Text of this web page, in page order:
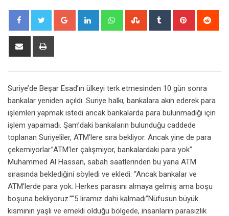
Google+ LinkedIn WhatsappStumbleUpon
Tumblr Pinterest
Share
Suriye’de Beşar Esad’ın ülkeyi terk etmesinden 10 gün sonra
bankalar yeniden açıldı. Suriye halkı, bankalara akın ederek para
işlemleri yapmak istedi ancak bankalarda para bulunmadığı için
işlem yapamadı. Şam’daki bankaların bulunduğu caddede
toplanan Suriyeliler, ATM’lere sıra bekliyor. Ancak yine de para
çekemiyorlar.”ATM’ler çalışmıyor, bankalardaki para yok”
Muhammed Al Hassan, sabah saatlerinden bu yana ATM
sırasında beklediğini söyledi ve ekledi: “Ancak bankalar ve
ATM’lerde para yok. Herkes parasını almaya gelmiş ama boşu
boşuna bekliyoruz.””5 liramız dahi kalmadı”Nüfusun büyük
kısmının yaşlı ve emekli olduğu bölgede, insanların parasızlık